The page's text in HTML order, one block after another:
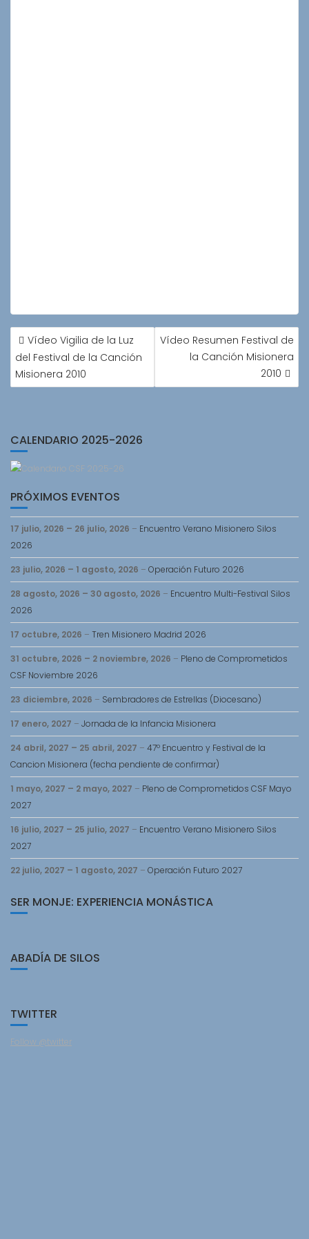
NAVEGACIÓN
DE
ENTRADAS
Vídeo Vigilia de la Luz
del Festival de la Canción
Misionera 2010
Vídeo Resumen Festival de
la Canción Misionera
2010
CALENDARIO 2025-2026
PRÓXIMOS EVENTOS
17 julio, 2026 – 26 julio, 2026 – Encuentro Verano Misionero Silos
2026
23 julio, 2026 – 1 agosto, 2026 – Operación Futuro 2026
28 agosto, 2026 – 30 agosto, 2026 – Encuentro Multi-Festival Silos
2026
17 octubre, 2026 – Tren Misionero Madrid 2026
31 octubre, 2026 – 2 noviembre, 2026 – Pleno de Comprometidos
CSF Noviembre 2026
23 diciembre, 2026 – Sembradores de Estrellas (Diocesano)
17 enero, 2027 – Jornada de la Infancia Misionera
24 abril, 2027 – 25 abril, 2027 – 47º Encuentro y Festival de la
Cancion Misionera (fecha pendiente de confirmar)
1 mayo, 2027 – 2 mayo, 2027 – Pleno de Comprometidos CSF Mayo
2027
16 julio, 2027 – 25 julio, 2027 – Encuentro Verano Misionero Silos
2027
22 julio, 2027 – 1 agosto, 2027 – Operación Futuro 2027
SER MONJE: EXPERIENCIA MONÁSTICA
ABADÍA DE SILOS
TWITTER
Follow @twitter